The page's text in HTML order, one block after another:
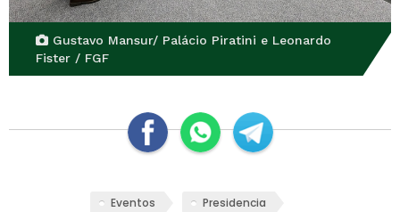
Gustavo Mansur/ Palácio Piratini e Leonardo
Fister / FGF
Eventos Presidencia